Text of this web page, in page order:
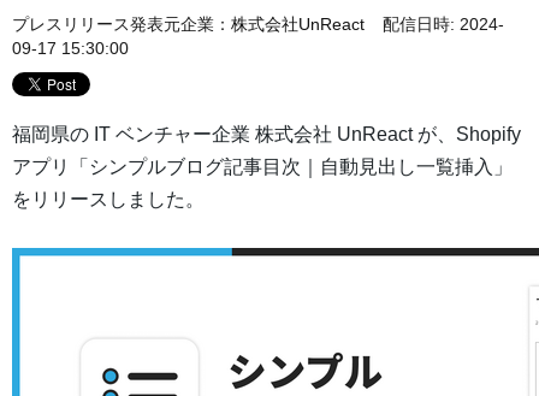
プレスリリース発表元企業： 株式会社UnReact
配信日時: 2024-
09-17 15:30:00
福岡県の IT ベンチャー企業 株式会社 UnReact が、Shopify
アプリ「シンプルブログ記事目次｜自動見出し一覧挿入」
をリリースしました。